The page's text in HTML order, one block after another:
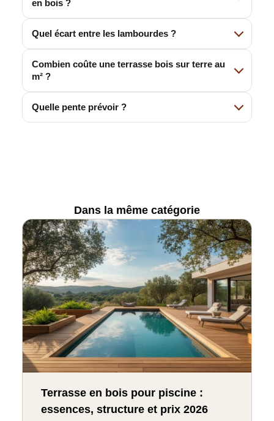
en bois ?
Quel écart entre les lambourdes ?
Combien coûte une terrasse bois sur terre au
m² ?
Quelle pente prévoir ?
Dans la même catégorie
Terrasse en bois pour piscine :
essences, structure et prix 2026